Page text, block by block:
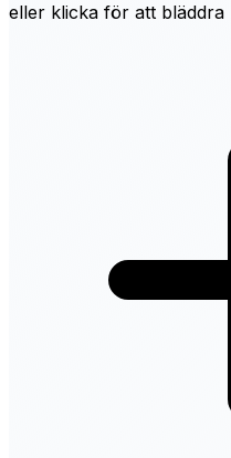
eller klicka för att bläddra